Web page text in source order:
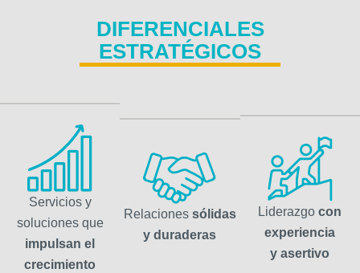
DIFERENCIALES
ESTRATÉGICOS
Servicios y
soluciones que
impulsan el
crecimiento
Relaciones sólidas
y duraderas
Liderazgocon
experiencia
y asertivo